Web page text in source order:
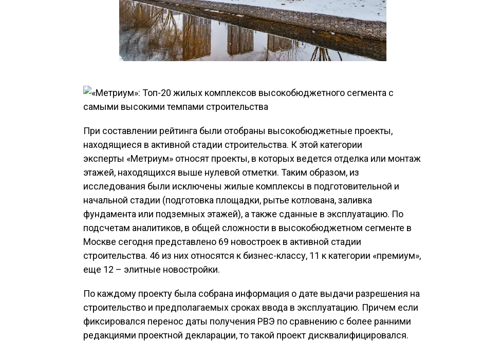
При составлении рейтинга были отобраны высокобюджетные проекты,
находящиеся в активной стадии строительства. К этой категории
эксперты «Метриум» относят проекты, в которых ведется отделка или монтаж
этажей, находящихся выше нулевой отметки. Таким образом, из
исследования были исключены жилые комплексы в подготовительной и
начальной стадии (подготовка площадки, рытье котлована, заливка
фундамента или подземных этажей), а также сданные в эксплуатацию. По
подсчетам аналитиков, в общей сложности в высокобюджетном сегменте в
Москве сегодня представлено 69 новостроек в активной стадии
строительства. 46 из них относятся к бизнес-классу, 11 к категории «премиум»,
еще 12 – элитные новостройки.
По каждому проекту была собрана информация о дате выдачи разрешения на
строительство и предполагаемых сроках ввода в эксплуатацию. Причем если
фиксировался перенос даты получения РВЭ по сравнению с более ранними
редакциями проектной декларации, то такой проект дисквалифицировался.